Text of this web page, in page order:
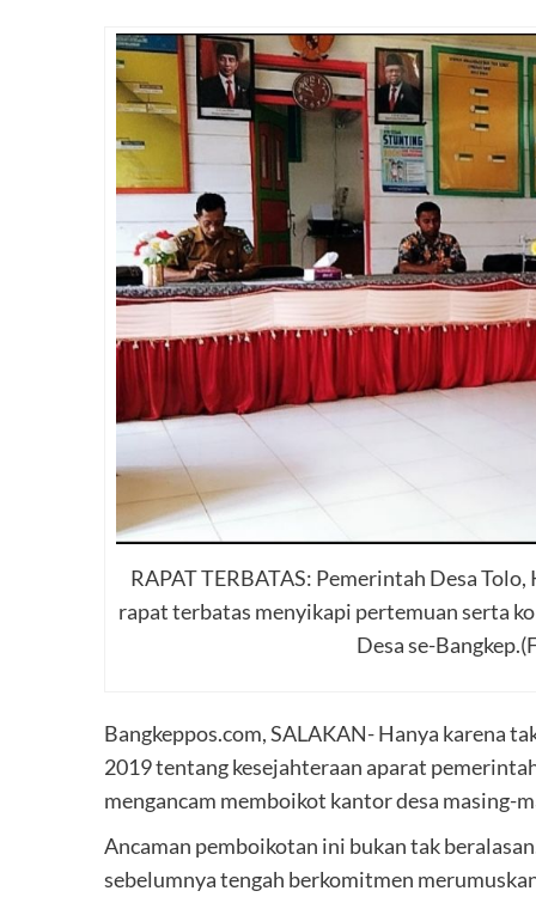
RAPAT TERBATAS: Pemerintah Desa
rapat terbatas menyikapi pertemuan serta
Desa se-
Bangkeppos.com, SALAKAN- Hanya karena
2019 tentang kesejahteraan aparat
mengancam memboikot kantor desa masing-
Ancaman pemboikotan ini bukan tak
sebelumnya tengah berkomitmen